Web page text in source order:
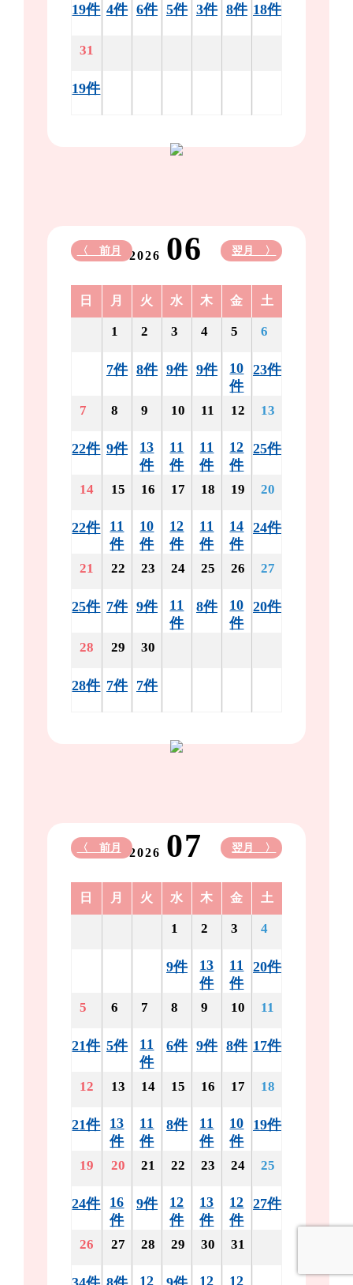
19件 4件 6件 5件 3件 8件 18件
31
19件
2026 06
〈 前月 翌月 〉
日 月 火 水 木 金 土
1
7件
2
8件
3
9件
4
9件
5
10
件
6
23件
7
22件
8
9件
9
13
件
10
11
件
11
11
件
12
12
件
13
25件
14
22件
15
11
件
16
10
件
17
12
件
18
11
件
19
14
件
20
24件
21
25件
22
7件
23
9件
24
11
件
25
8件
26
10
件
27
20件
28
28件
29
7件
30
7件
2026 07
〈 前月 翌月 〉
日 月 火 水 木 金 土
1
9件
2
13
件
3
11
件
4
20件
5
21件
6
5件
7
11
件
8
6件
9
9件
10
8件
11
17件
12
21件
13
13
件
14
11
件
15
8件
16
11
件
17
10
件
18
19件
19
24件
20
16
件
21
9件
22
12
件
23
13
件
24
12
件
25
27件
26 27 28
12
29 30
12
31
12